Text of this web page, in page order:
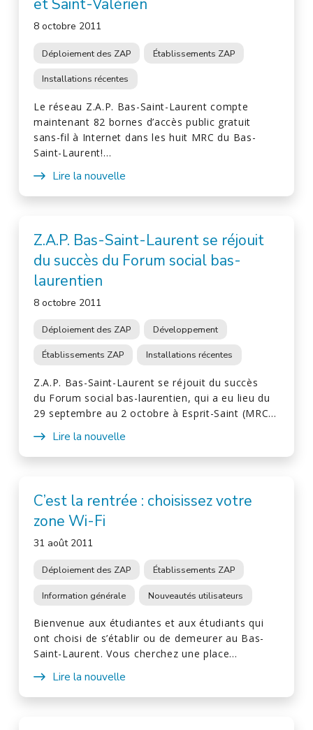
et Saint-Valérien
8 octobre 2011
Déploiement des ZAP Établissements ZAP
Installations récentes
Le réseau Z.A.P. Bas-Saint-Laurent compte
maintenant 82 bornes d’accès public gratuit
sans-fil à Internet dans les huit MRC du Bas-
Saint-Laurent!…
Lire la nouvelle
Z.A.P. Bas-Saint-Laurent se réjouit
du succès du Forum social bas-
laurentien
8 octobre 2011
Déploiement des ZAP Développement
Établissements ZAP Installations récentes
Z.A.P. Bas-Saint-Laurent se réjouit du succès
du Forum social bas-laurentien, qui a eu lieu du
29 septembre au 2 octobre à Esprit-Saint (MRC…
Lire la nouvelle
C’est la rentrée : choisissez votre
zone Wi-Fi
31 août 2011
Déploiement des ZAP Établissements ZAP
Information générale Nouveautés utilisateurs
Bienvenue aux étudiantes et aux étudiants qui
ont choisi de s’établir ou de demeurer au Bas-
Saint-Laurent. Vous cherchez une place…
Lire la nouvelle